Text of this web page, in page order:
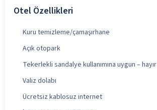
Otel Özellikleri
Kuru temizleme/çamaşırhane
Açık otopark
Tekerlekli sandalye kullanımına uygun – hayır
Valiz dolabı
Ücretsiz kablosuz internet